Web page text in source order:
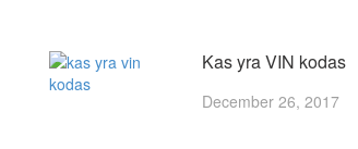
Kas yra VIN kodas
December 26, 2017